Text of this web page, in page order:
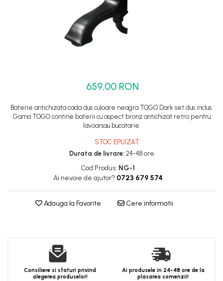
Suport prindere para dus
Dus baie complet
659,00 RON
Baterie antichizata cada dus culoare neagra TOGO Dark set dus inclus.
Gama TOGO contine baterii cu aspect bronz antichizat retro pentru
lavoarsau bucatarie.
STOC EPUIZAT
Durata de livrare:24-48 ore
Cod Produs: NG-1
Ai nevoie de ajutor? 0723 679 574
Adauga la Favorite Cere informatii
Consiliere si sfaturi privind
alegerea produselor!
Ai produsele in 24-48 ore de la
plasarea comenzii!